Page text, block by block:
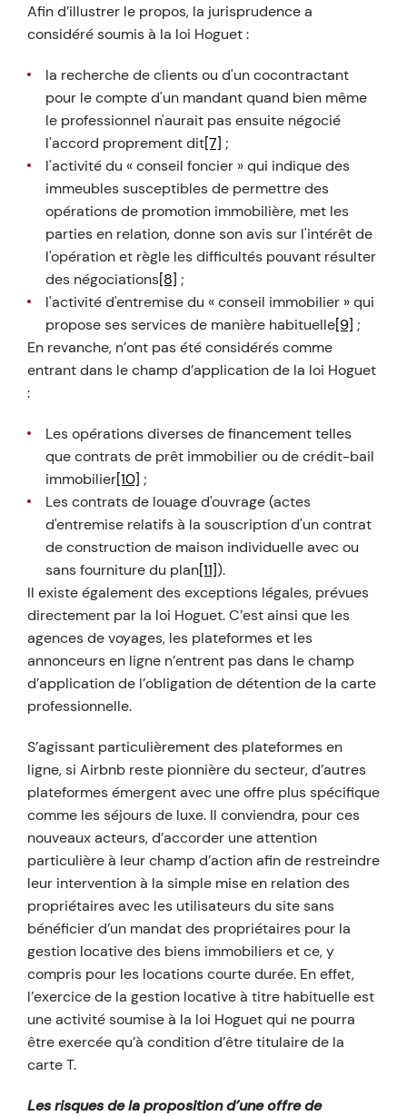
Afin d’illustrer le propos, la jurisprudence a
considéré soumis à la loi Hoguet :
la recherche de clients ou d'un cocontractant
pour le compte d'un mandant quand bien même
le professionnel n'aurait pas ensuite négocié
l'accord proprement dit[7] ;
l'activité du « conseil foncier » qui indique des
immeubles susceptibles de permettre des
opérations de promotion immobilière, met les
parties en relation, donne son avis sur l'intérêt de
l'opération et règle les difficultés pouvant résulter
des négociations[8] ;
l'activité d'entremise du « conseil immobilier » qui
propose ses services de manière habituelle[9] ;
En revanche, n’ont pas été considérés comme
entrant dans le champ d’application de la loi Hoguet
:
Les opérations diverses de financement telles
que contrats de prêt immobilier ou de crédit-bail
immobilier[10] ;
Les contrats de louage d'ouvrage (actes
d'entremise relatifs à la souscription d'un contrat
de construction de maison individuelle avec ou
sans fourniture du plan[11]).
Il existe également des exceptions légales, prévues
directement par la loi Hoguet. C’est ainsi que les
agences de voyages, les plateformes et les
annonceurs en ligne n’entrent pas dans le champ
d’application de l’obligation de détention de la carte
professionnelle.
S’agissant particulièrement des plateformes en
ligne, si Airbnb reste pionnière du secteur, d’autres
plateformes émergent avec une offre plus spécifique
comme les séjours de luxe. Il conviendra, pour ces
nouveaux acteurs, d’accorder une attention
particulière à leur champ d’action afin de restreindre
leur intervention à la simple mise en relation des
propriétaires avec les utilisateurs du site sans
bénéficier d’un mandat des propriétaires pour la
gestion locative des biens immobiliers et ce, y
compris pour les locations courte durée. En effet,
l’exercice de la gestion locative à titre habituelle est
une activité soumise à la loi Hoguet qui ne pourra
être exercée qu’à condition d’être titulaire de la
carte T.
Les risques de la proposition d’une offre de